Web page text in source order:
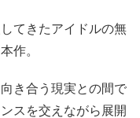
てきたアイドルの無
作。
き合う現実との間で
スを交えながら展開